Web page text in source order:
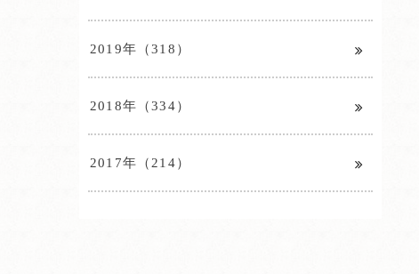
2019年（318）
2018年（334）
2017年（214）